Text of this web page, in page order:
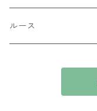
チャーム
ブレスレット
アウイナイト
アクアマリン
ルース
カボションカット